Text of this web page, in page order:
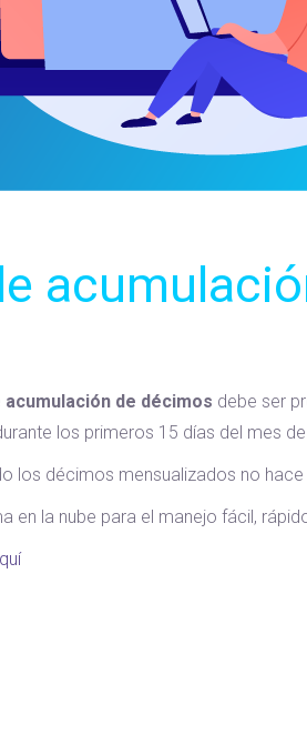
de décimos debe ser
los primeros 15 días del mes
los décimos mensualizados no
en la nube para el manejo fácil,